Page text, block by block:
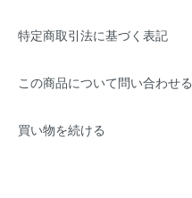
特定商取引法に基づく表記
この商品について問い合わせる
買い物を続ける